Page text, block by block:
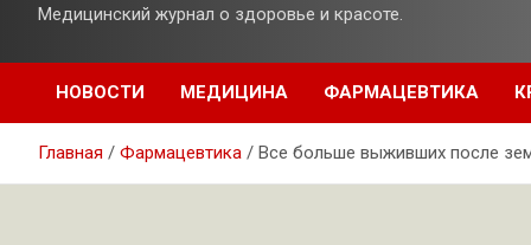
Медицинский журнал о здоровье и красоте.
НОВОСТИ МЕДИЦИНА ФАРМАЦЕВТИКА
Главная Фармацевтика Все больше выживших после